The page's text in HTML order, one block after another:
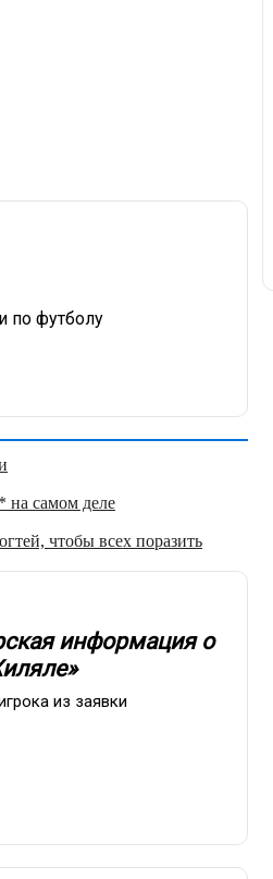
по футболу
на самом деле
чтобы всех поразить
информация о
из заявки